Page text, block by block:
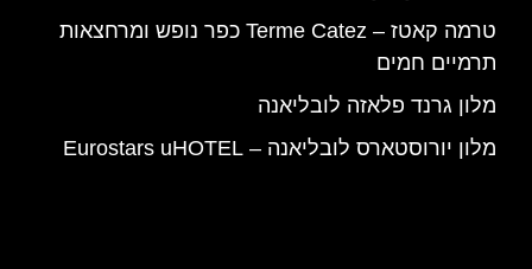
טרמה קאטז – Terme Catez כפר נופש ומרחצאות
תרמיים חמים
מלון גרנד פלאזה לובליאנה
מלון יורוסטארס לובליאנה – Eurostars uHOTEL